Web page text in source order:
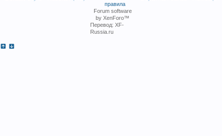
правила
Forum software
by XenForo™
Перевод: XF-
Russia.ru